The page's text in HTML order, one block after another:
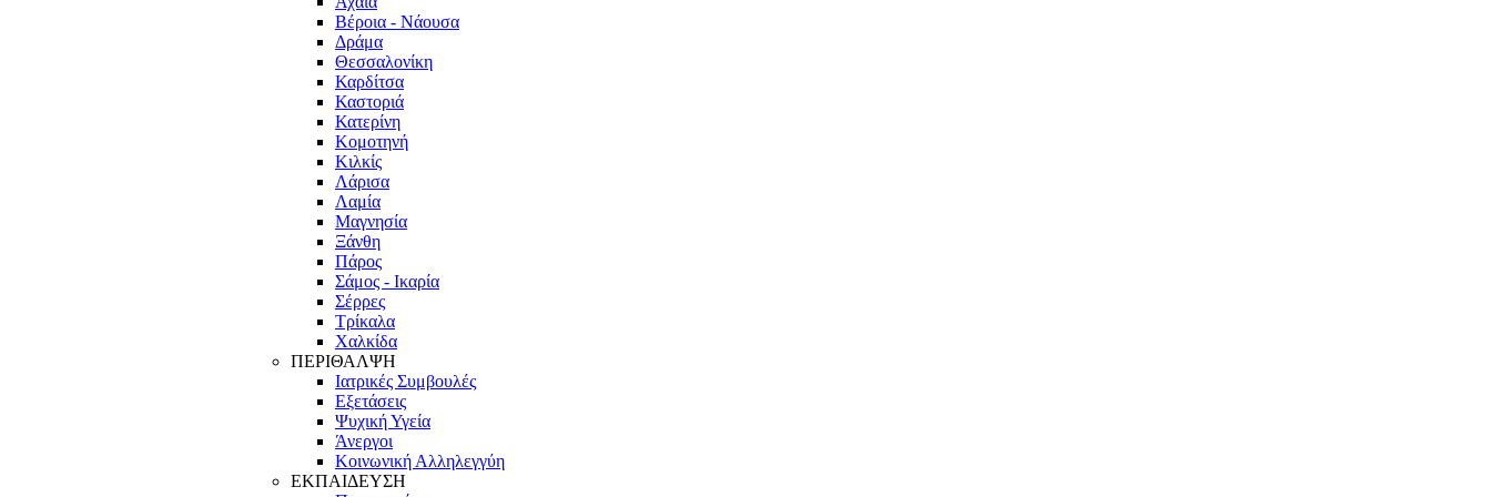
Βέροια - Νάουσα
Δράμα
Θεσσαλονίκη
Καρδίτσα
Καστοριά
Κατερίνη
Κομοτηνή
Κιλκίς
Λάρισα
Λαμία
Μαγνησία
Ξάνθη
Πάρος
Σάμος - Ικαρία
Σέρρες
Τρίκαλα
Χαλκίδα
ΠΕΡΙΘΑΛΨΗ
Ιατρικές Συμβουλές
Εξετάσεις
Ψυχική Υγεία
Άνεργοι
Κοινωνική Αλληλεγγύη
ΕΚΠΑΙΔΕΥΣΗ